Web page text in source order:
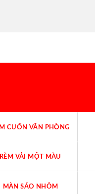
CUỐN VĂN PHÒNG
RÈM VẢI MỘT MÀU
MÀN SÁO NHÔM